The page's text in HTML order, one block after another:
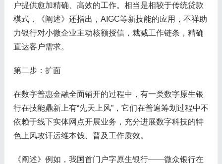
户提供愈加精确、高效的工作。相当是相较于传统贷款
模式，《阐述》还指出，AIGC等新技能的应用，不祥助
力银行对小微企业主动核额授信，裁减工作链条，精确
直达客户需求。
第二步：扩面
在数字普惠金融全面铺开的过程中，有一类数字原生银
行在技能鼎新上有“先天上风”，它们在普遍筹划过程中不
依赖于线下实体网点开展业务，充分进展数字科技的特
色上风攻讦运维本钱、普及工作质效。
《阐述》例如，我国首门户字原生银行——微众银行在